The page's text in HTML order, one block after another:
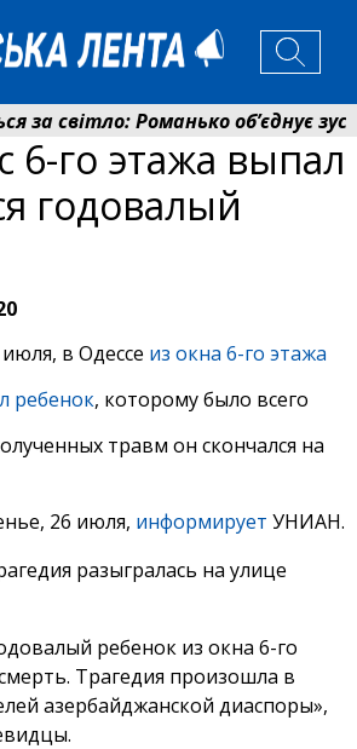
за світло: Романько об’єднує
спрямував 0,2 млрд грн
6-го этажа выпал
годовалый
в Одессе из окна 6-го этажа
ребенок, которому было всего
травм он скончался на
26 июля, информирует УНИАН.
разыгралась на улице
ребенок из окна 6-го
Трагедия произошла в
азербайджанской диаспоры»,